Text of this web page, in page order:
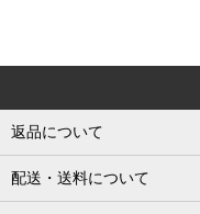
返品について
配送・送料について